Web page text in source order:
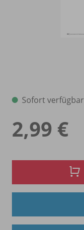
Sofort verfügbar
2,99 €